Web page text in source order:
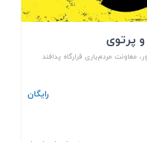
پرتوی
معاونت مردم‌یاری قرارگاه پدافند
رایگان